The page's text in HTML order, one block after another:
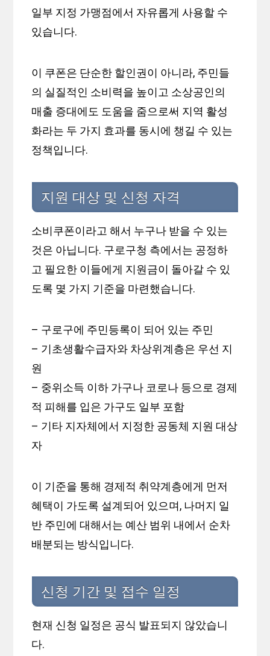
일부 지정 가맹점에서 자유롭게 사용할 수
있습니다.
이 쿠폰은 단순한 할인권이 아니라, 주민들
의 실질적인 소비력을 높이고 소상공인의
매출 증대에도 도움을 줌으로써 지역 활성
화라는 두 가지 효과를 동시에 챙길 수 있는
정책입니다.
지원 대상 및 신청 자격
소비쿠폰이라고 해서 누구나 받을 수 있는
것은 아닙니다. 구로구청 측에서는 공정하
고 필요한 이들에게 지원금이 돌아갈 수 있
도록 몇 가지 기준을 마련했습니다.
– 구로구에 주민등록이 되어 있는 주민
– 기초생활수급자와 차상위계층은 우선 지
원
– 중위소득 이하 가구나 코로나 등으로 경제
적 피해를 입은 가구도 일부 포함
– 기타 지자체에서 지정한 공동체 지원 대상
자
이 기준을 통해 경제적 취약계층에게 먼저
혜택이 가도록 설계되어 있으며, 나머지 일
반 주민에 대해서는 예산 범위 내에서 순차
배분되는 방식입니다.
신청 기간 및 접수 일정
현재 신청 일정은 공식 발표되지 않았습니
다.